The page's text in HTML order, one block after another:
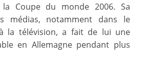
la Coupe du monde 2006. Sa
médias, notamment dans le
la télévision, a fait de lui une
en Allemagne pendant plus